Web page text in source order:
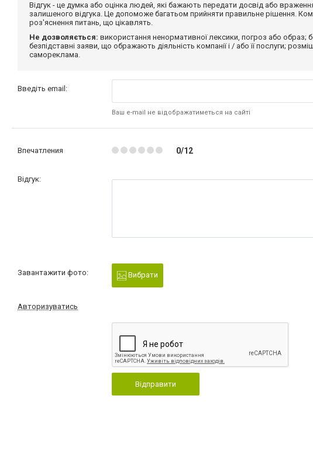
Відгук - це думка або оцінка людей, які бажають передати досвід або
залишеного відгука. Це допоможе багатьом прийняти правильне рішення.
роз'яснення питань, що цікавлять.
Не дозволяється: використання ненормативної лексики, погроз або образ;
безпідставні заяви, що ображають діяльність компанії і / або її послуги;
самореклама.
Введіть email:
Ваш e-mail не відображатиметься на сайті
Впечатления 0/12
Відгук:
Завантажити фото: Вибрати
Авторизуватись
Відправити